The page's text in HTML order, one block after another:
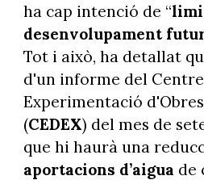
ha cap intenció de “
desenvolupament
Tot i això, ha detallat
d'un informe del
Experimentació
(CEDEX) del mes de
que hi haurà una
aportacions d’aigua de